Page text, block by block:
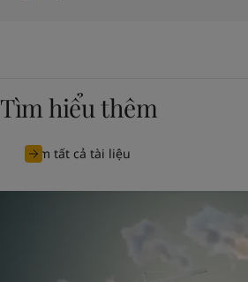
Tìm hiểu thêm
Xem tất cả tài liệu